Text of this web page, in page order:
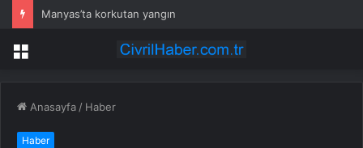
Manyas’ta korkutan yangın
Menü
Anasayfa / Haber
Haber